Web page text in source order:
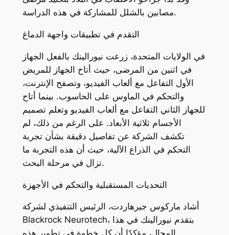
مصابين بالشلل للمشاركة في هذه الدراسة.
التقدم في تطبيقات واجهة الدماغ
في الولايات المتحدة، زرعت نيورالينك بالفعل الجهاز
في اثنين من المرضى، حيث أتاح الجهاز للمريض
الأول التفاعل مع ألعاب الفيديو، وتصفح الإنترنت،
والتحكم في الماوس على الحاسوب. بينما أتاح
للجهاز الثاني التفاعل مع ألعاب الفيديو وتعلم تصميم
الأجسام ثلاثية الأبعاد. على الرغم من ذلك، لم
تكشف الشركة عن تفاصيل دقيقة بشأن تجربة
التحكم في الذراع الآلية، حيث أن هذه التجربة ما
تزال في مرحلة البحث.
التحديات المستقبلية والتحكم في الأجهزة
أشاد ماركوس جيرهاردت، الرئيس التنفيذي لشركة
Blackrock Neurotech، بتقدم نيورالينك في هذا